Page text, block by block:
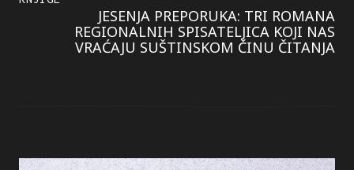
JESENJA PREPORUKA: TRI ROMANA
REGIONALNIH SPISATELJICA KOJI NAS
VRAĆAJU SUŠTINSKOM ČINU ČITANJA